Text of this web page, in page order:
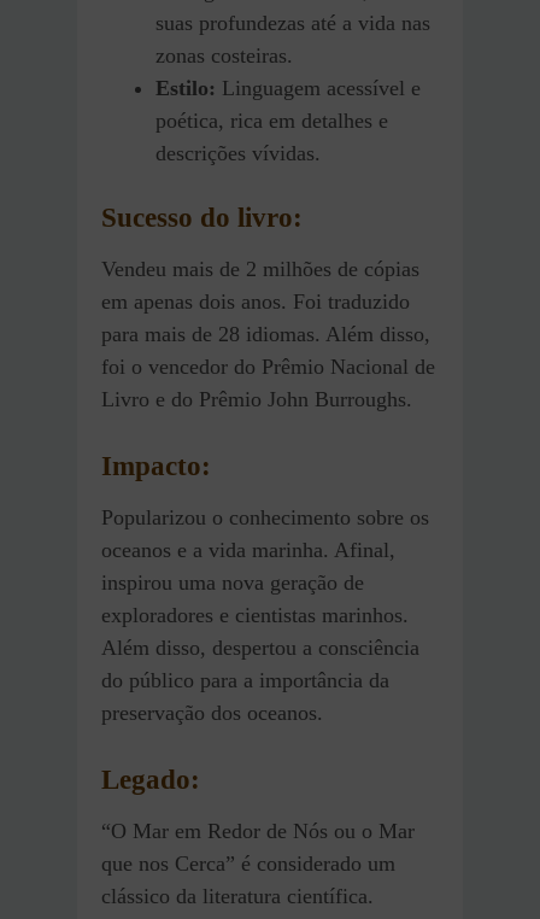
suas profundezas até a vida nas
zonas costeiras.
Estilo: Linguagem acessível e
poética, rica em detalhes e
descrições vívidas.
Sucesso do livro:
Vendeu mais de 2 milhões de cópias
em apenas dois anos. Foi traduzido
para mais de 28 idiomas. Além disso,
foi o vencedor do Prêmio Nacional de
Livro e do Prêmio John Burroughs.
Impacto:
Popularizou o conhecimento sobre os
oceanos e a vida marinha. Afinal,
inspirou uma nova geração de
exploradores e cientistas marinhos.
Além disso, despertou a consciência
do público para a importância da
preservação dos oceanos.
Legado:
“O Mar em Redor de Nós ou o Mar
que nos Cerca” é considerado um
clássico da literatura científica.